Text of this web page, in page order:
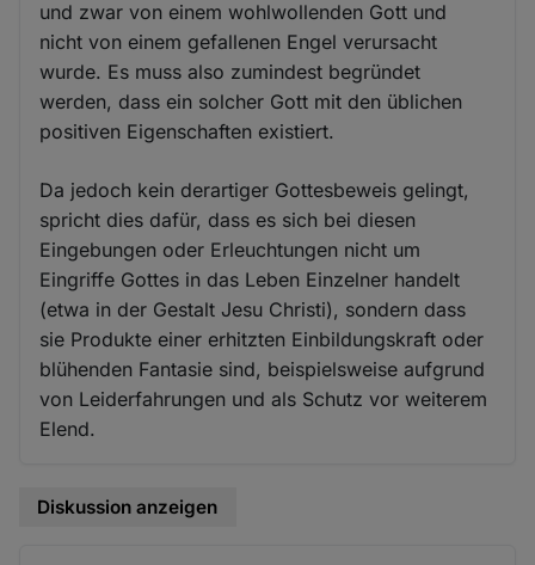
und zwar von einem wohlwollenden Gott und
nicht von einem gefallenen Engel verursacht
wurde. Es muss also zumindest begründet
werden, dass ein solcher Gott mit den üblichen
positiven Eigenschaften existiert.
Da jedoch kein derartiger Gottesbeweis gelingt,
spricht dies dafür, dass es sich bei diesen
Eingebungen oder Erleuchtungen nicht um
Eingriffe Gottes in das Leben Einzelner handelt
(etwa in der Gestalt Jesu Christi), sondern dass
sie Produkte einer erhitzten Einbildungskraft oder
blühenden Fantasie sind, beispielsweise aufgrund
von Leiderfahrungen und als Schutz vor weiterem
Elend.
Diskussion anzeigen